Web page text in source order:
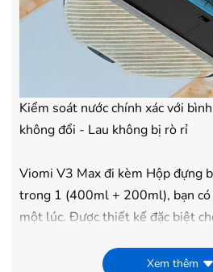
Kiểm soát nước chính xác với
không đổi - Lau không bị rò rỉ
Viomi V3 Max đi kèm Hộp đựng
trong 1 (400ml + 200ml), bạn
một lúc. Được thiết kế đặc biệt
nhà lớn. Tất cả những gì bạn cần
Xem thêm